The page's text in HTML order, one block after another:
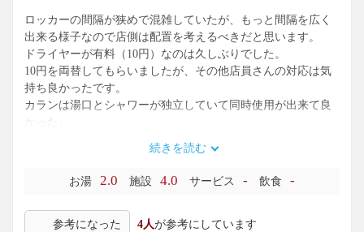
ロッカーの間隔が狭めで混雑していたが、もっと間隔を広く
出来る様子なので店側は配置を考えるべきだと思います。
ドライヤーが有料（10円）なのは久しぶりでした。
10円を両替してもらいましたが、その他店員さんの対応は気
持ち良かったです。
カランは湯口とシャワーが独立していて同時使用が出来て良
かった。
内湯はスパ銭らしい ラインナップ、炭酸湯や腰掛けて肩まで
浸かれる 深い湯船がありました。
続きを読む
お湯 2.0 施設 4.0 サービス - 飲食 -
参考になった 4人が参考にしています